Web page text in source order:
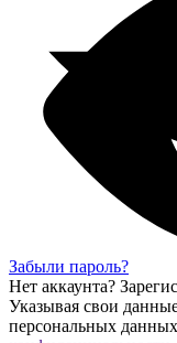
Забыли пароль?
Нет аккаунта?
Указывая свои
персональных